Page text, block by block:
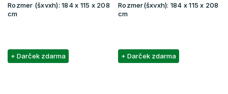
Rozmer (šxvxh): 184 x 115 x 208
cm
Rozmer(šxvxh): 184 x 115 x 208
cm
+ Darček zdarma + Darček zdarma